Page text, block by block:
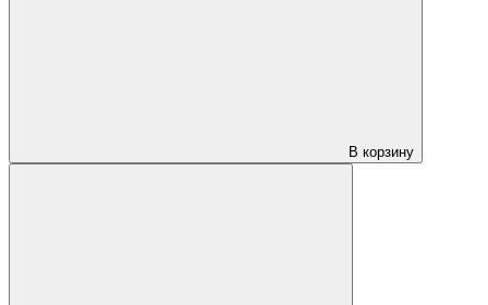
В корзину